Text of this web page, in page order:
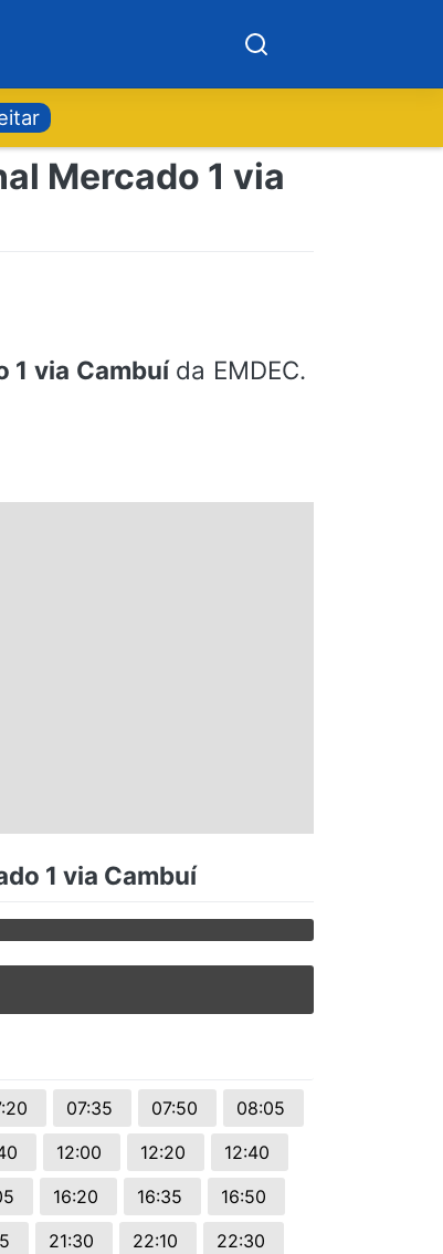
Mercado 1 via
1 via Cambuída EMDEC.
1 via Cambuí
07:35 07:50
08:05
12:00 12:20
12:40
16:20 16:35
16:50
21:30 22:10
22:30